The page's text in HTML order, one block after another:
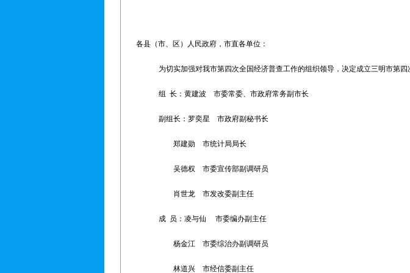
各县（市、区）人民政府，市直各单位：
为切实加强对我市第四次全国经济普查工作的组织领导，决定成立三明市第
组 长：黄建波 市委常委、市政府常务副市长
副组长：罗奕星 市政府副秘书长
郑建勋 市统计局局长
吴德权 市委宣传部副调研员
肖世龙 市发改委副主任
成 员：凌与仙 市委编办副主任
杨金江 市委综治办副调研员
林道兴 市经信委副主任